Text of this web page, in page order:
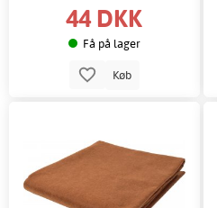
44 DKK
Få på lager
Køb